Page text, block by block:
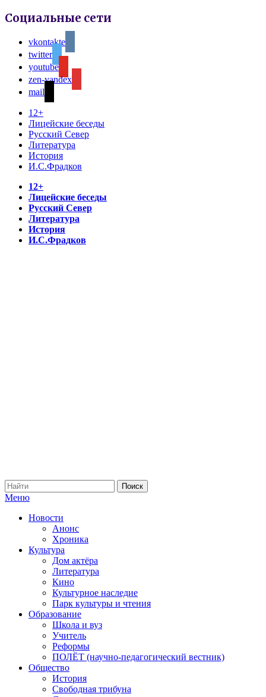
Социальные сети
vkontakte
twitter
youtube
zen-yandex
mail
12+
Лицейские беседы
Русский Север
Литература
История
И.С.Фрадков
12+
Лицейские беседы
Русский Север
Литература
История
И.С.Фрадков
Меню
Новости
Анонс
Хроника
Культура
Дом актёра
Литература
Кино
Культурное наследие
Парк культуры и чтения
Образование
Школа и вуз
Учитель
Реформы
ПОЛЁТ (научно-педагогический вестник)
Общество
История
Свободная трибуна